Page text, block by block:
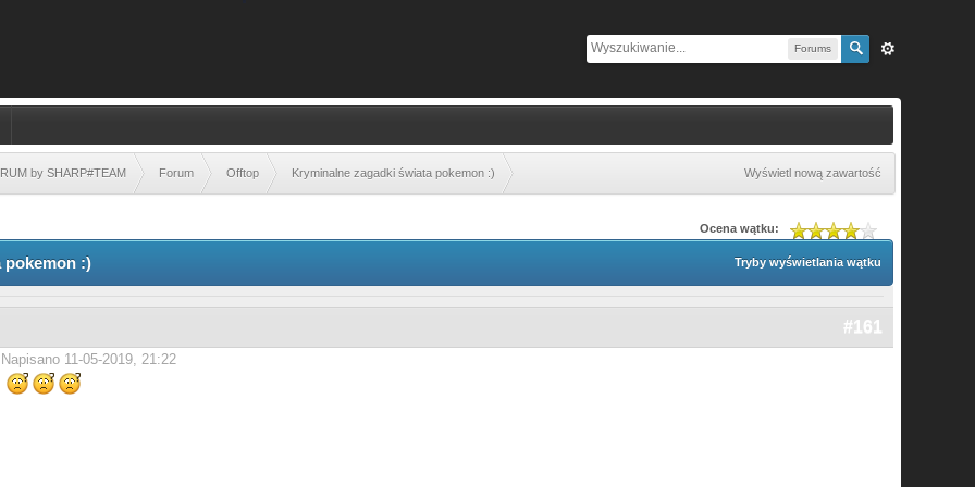
Forums
by SHARP#TEAM Forum Offtop Kryminalne zagadki świata pokemon :) Wyświetl nową zawartość
Ocena wątku:
Tryby wyświetlania wątku
pokemon :)
#161
Napisano 11-05-2019, 21:22